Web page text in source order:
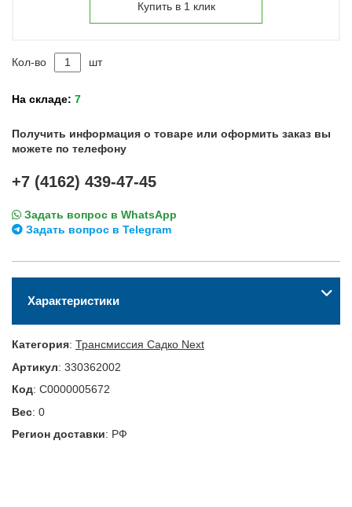
Купить в 1 клик
Кол-во шт
На складе: 7
Получить информация о товаре или оформить заказ вы
можете по телефону
+7 (4162) 439-47-45
Задать вопрос в WhatsApp
Задать вопрос в Telegram
Характеристики
Категория: Трансмиссия Садко Next
Артикул: 330362002
Код: С0000005672
Вес: 0
Регион доставки: РФ